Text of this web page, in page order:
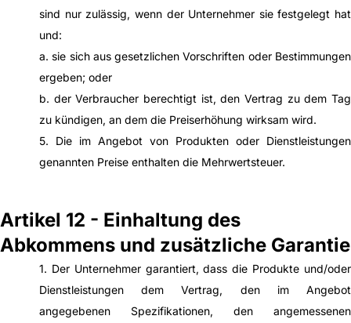
sind nur zulässig, wenn der Unternehmer sie festgelegt hat
und:
a. sie sich aus gesetzlichen Vorschriften oder Bestimmungen
ergeben; oder
b. der Verbraucher berechtigt ist, den Vertrag zu dem Tag
zu kündigen, an dem die Preiserhöhung wirksam wird.
5. Die im Angebot von Produkten oder Dienstleistungen
genannten Preise enthalten die Mehrwertsteuer.
Artikel 12 - Einhaltung des
Abkommens und zusätzliche Garantie
1. Der Unternehmer garantiert, dass die Produkte und/oder
Dienstleistungen dem Vertrag, den im Angebot
angegebenen Spezifikationen, den angemessenen